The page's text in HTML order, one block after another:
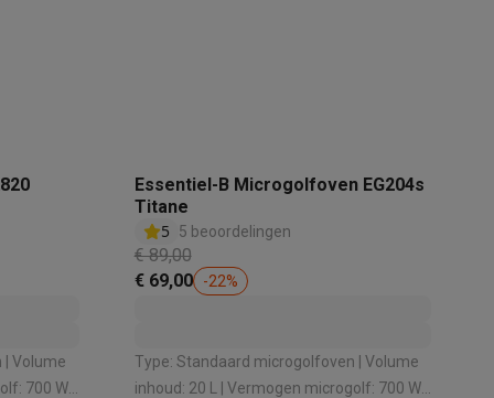
700 W |
Essentiel-B Microgolfoven EG204s
Titane
5
5 beoordelingen
€ 89,00
€ 69,00
-22%
Type: Standaard microgolfoven | Volume
inhoud: 20 L | Vermogen microgolf: 700 W |